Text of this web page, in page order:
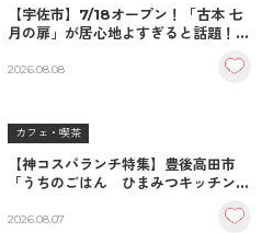
【宇佐市】7/18オープン！「古本 七
月の扉」が居心地よすぎると話題！絶
至福の読書空間
2026.08.08
カフェ・喫茶
【神コスパランチ特集】豊後高田市
「うちのごはん ひまみつキッチン」
＆生姜焼き！
2026.08.07